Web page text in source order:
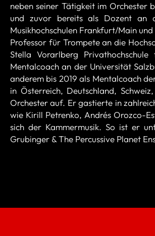
neben seiner Tätigkeit im Orchester
und zuvor bereits als Dozent an
Musikhochschulen Frankfurt/Main
Professor für Trompete an die
Stella Vorarlberg
Mentalcoach an der Universität
anderem bis 2019 als Mentalcoach
in Österreich, Deutschland,
Orchester auf. Er gastierte in
wie Kirill Petrenko, Andrés Orozco-
sich der Kammermusik. So ist er
Grubinger & The Percussive Planet